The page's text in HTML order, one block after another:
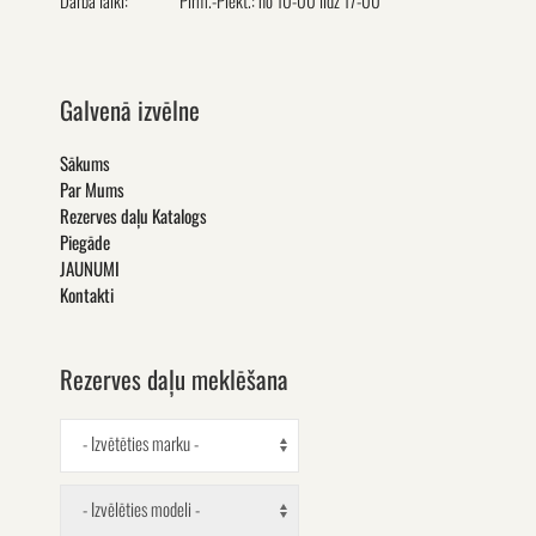
Galvenā izvēlne
Sākums
Par Mums
Rezerves daļu Katalogs
Piegāde
JAUNUMI
Kontakti
Rezerves daļu meklēšana
- Izvētēties marku -
- Izvēlēties modeli -